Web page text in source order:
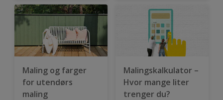
Maling og farger
for utendørs
maling
Malingskalkulator –
Hvor mange liter
trenger du?